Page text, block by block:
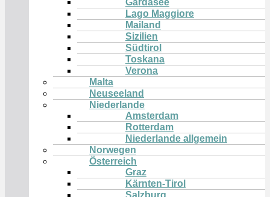
Gardasee
Lago Maggiore
Mailand
Sizilien
Südtirol
Toskana
Verona
Malta
Neuseeland
Niederlande
Amsterdam
Rotterdam
Niederlande allgemein
Norwegen
Österreich
Graz
Kärnten-Tirol